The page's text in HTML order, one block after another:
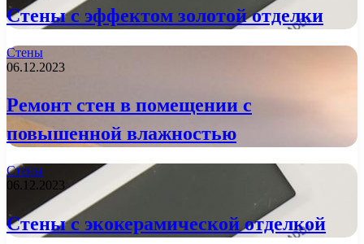
Стены с эффектом золотой отделки
Стены
06.12.2023
Ремонт стен в помещении с
повышенной влажностью
Стены
06.12.2023
Стены с экокерамической отделкой